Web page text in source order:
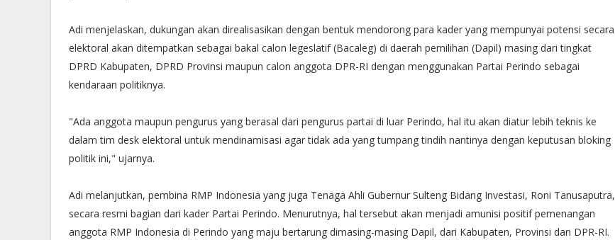
Adi menjelaskan, dukungan akan direalisasikan dengan bentuk mendorong para kader yang mempunyai potensi secara
elektoral akan ditempatkan sebagai bakal calon legeslatif (Bacaleg) di daerah pemilihan (Dapil) masing dari tingkat
DPRD Kabupaten, DPRD Provinsi maupun calon anggota DPR-RI dengan menggunakan Partai Perindo sebagai
kendaraan politiknya.
"Ada anggota maupun pengurus yang berasal dari pengurus partai di luar Perindo, hal itu akan diatur lebih teknis ke
dalam tim desk elektoral untuk mendinamisasi agar tidak ada yang tumpang tindih nantinya dengan keputusan bloking
politik ini," ujarnya.
Adi melanjutkan, pembina RMP Indonesia yang juga Tenaga Ahli Gubernur Sulteng Bidang Investasi, Roni Tanusaputra,
secara resmi bagian dari kader Partai Perindo. Menurutnya, hal tersebut akan menjadi amunisi positif pemenangan
anggota RMP Indonesia di Perindo yang maju bertarung dimasing-masing Dapil, dari Kabupaten, Provinsi dan DPR-RI.